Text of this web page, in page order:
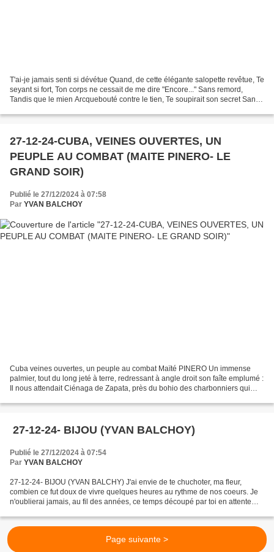
T'ai-je jamais senti si dévétue Quand, de cette élégante salopette revêtue, Te
seyant si fort, Ton corps ne cessait de me dire "Encore..." Sans remord,
Tandis que le mien Arcquebouté contre le tien, Te soupirait son secret Sans
27-12-24-CUBA, VEINES OUVERTES, UN
PEUPLE AU COMBAT (MAITE PINERO- LE
GRAND SOIR)
Publié le 27/12/2024 à 07:58
Par YVAN BALCHOY
Cuba veines ouvertes, un peuple au combat Maïté PINERO Un immense
palmier, tout du long jeté à terre, redressant à angle droit son faîte emplumé :
Il nous attendait Ciénaga de Zapata, près du bohio des charbonniers qui
27-12-24- BIJOU (YVAN BALCHOY)
Publié le 27/12/2024 à 07:54
Par YVAN BALCHOY
27-12-24- BIJOU (YVAN BALCHY) J'ai envie de te chuchoter, ma fleur,
combien ce fut doux de vivre quelques heures au rythme de nos coeurs. Je
n'oublierai jamais, au fil des années, ce temps découpé par toi en attente
Page suivante >